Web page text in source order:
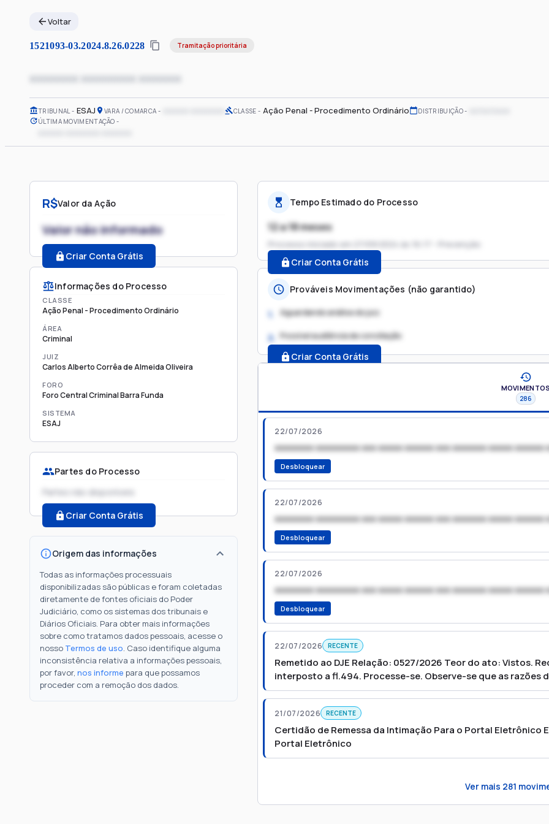
Voltar
1521093-03.2024.8.26.0228 Tramitação prioritária
xxxxxxxx xxxxxxxxx xxxxxxx
TRIBUNAL ESAJ VARA / COMARCA CLASSE Ação Penal - Procedimento Ordinário DISTRIBUIÇÃO
ÚLTIMA MOVIMENTAÇÃO
R$Valor da Ação
Valor não informado
Criar Conta Grátis
Informações do Processo
CLASSE
Ação Penal - Procedimento Ordinário
ÁREA
Criminal
JUIZ
Carlos Alberto Corrêa de Almeida Oliveira
FORO
Foro Central Criminal Barra Funda
SISTEMA
ESAJ
Partes do Processo
Partes não disponíveis
Criar Conta Grátis
Origem das informações
Todas as informações processuais
disponibilizadas são públicas e foram coletadas
diretamente de fontes oficiais do Poder
Judiciário, como os sistemas dos tribunais e
Diários Oficiais. Para obter mais informações
sobre como tratamos dados pessoais, acesse o
nosso Termos de uso. Caso identifique alguma
inconsistência relativa a informações pessoais,
por favor, nos informe para que possamos
proceder com a remoção dos dados.
Tempo Estimado do Processo
12 a 18 meses
Processo iniciado em 27/09/2024 às 16:17 - Prevenção
Criar Conta Grátis
Prováveis Movimentações (não garantido)
1. Aguardando análise do juiz
2. Possível audiência de conciliação
Criar Conta Grátis
MOVIMENTOS
286
22/07/2026
xxxxxxxx xxxxxxxxx xxx xxxxx xxxxxx xxx xxxxxxx xxxxx xxxxxx
Desbloquear
22/07/2026
xxxxxxxx xxxxxxxxx xxx xxxxx xxxxxx xxx xxxxxxx xxxxx xxxxxx
Desbloquear
22/07/2026
xxxxxxxx xxxxxxxxx xxx xxxxx xxxxxx xxx xxxxxxx xxxxx xxxxxx
Desbloquear
22/07/2026 RECENTE
Remetido ao DJE Relação: 0527/2026 Teor do ato: Vistos.
interposto a fl.494. Processe-se. Observe-se que as razões
Instância, nos termos do artigo 600, §4º do Código de
aguarde-se a interposição de eventual recurso de
Advogados(s): Viviane Conceição da Silva (OAB 477955/SP),
Natanael Silveira Soares (OAB 498293/SP)
21/07/2026 RECENTE
Certidão de Remessa da Intimação Para o Portal Eletrônico
Portal Eletrônico
Ver mais 281